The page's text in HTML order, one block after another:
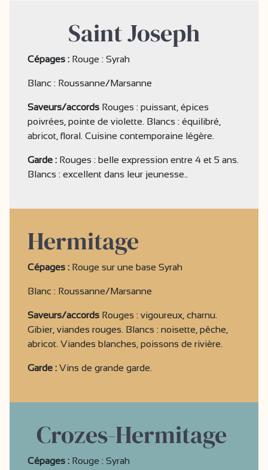
Saint Joseph
Cépages : Rouge : Syrah
Blanc : Roussanne/Marsanne
Saveurs/accords Rouges : puissant, épices
poivrées, pointe de violette. Blancs : équilibré,
abricot, floral. Cuisine contemporaine légère.
Garde : Rouges : belle expression entre 4 et 5 ans.
Blancs : excellent dans leur jeunesse..
Hermitage
Cépages : Rouge sur une base Syrah
Blanc : Roussanne/Marsanne
Saveurs/accords Rouges : vigoureux, charnu.
Gibier, viandes rouges. Blancs : noisette, pêche,
abricot. Viandes blanches, poissons de rivière.
Garde : Vins de grande garde.
Crozes-Hermitage
Cépages : Rouge : Syrah